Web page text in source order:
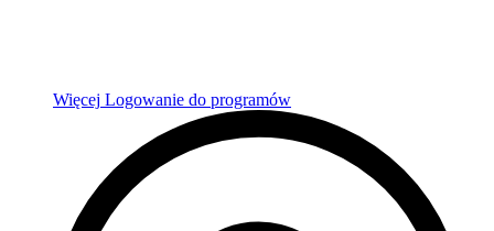
Więcej Logowanie do programów